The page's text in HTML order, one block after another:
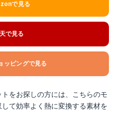
で見る
で見る
ッピングで見る
をお探しの方には、こちらのモ
て効率よく熱に変換する素材を